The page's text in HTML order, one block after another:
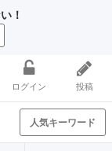
！
ログイン 投稿
人気キーワード